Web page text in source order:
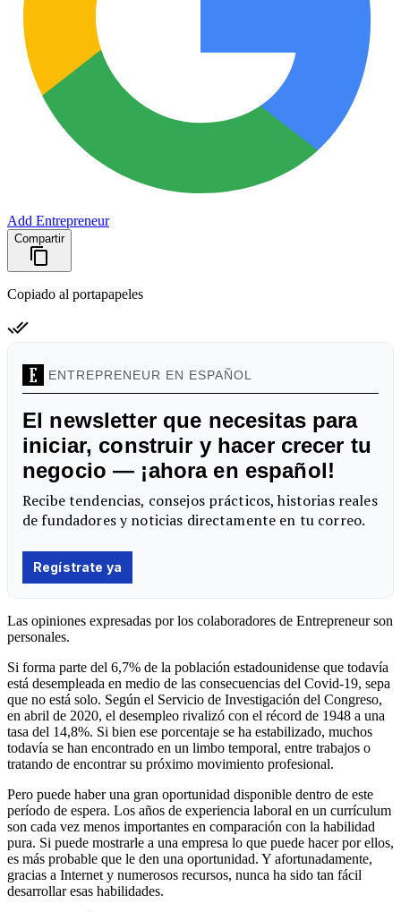
Add Entrepreneur
Compartir
Copiado al portapapeles
Las opiniones expresadas por los colaboradores de Entrepreneur son
personales.
Si forma parte del 6,7% de la población estadounidense que todavía
está desempleada en medio de las consecuencias del Covid-19, sepa
que no está solo. Según el Servicio de Investigación del Congreso,
en abril de 2020, el desempleo rivalizó con el récord de 1948 a una
tasa del 14,8%. Si bien ese porcentaje se ha estabilizado, muchos
todavía se han encontrado en un limbo temporal, entre trabajos o
tratando de encontrar su próximo movimiento profesional.
Pero puede haber una gran oportunidad disponible dentro de este
período de espera. Los años de experiencia laboral en un currículum
son cada vez menos importantes en comparación con la habilidad
pura. Si puede mostrarle a una empresa lo que puede hacer por ellos,
es más probable que le den una oportunidad. Y afortunadamente,
gracias a Internet y numerosos recursos, nunca ha sido tan fácil
desarrollar esas habilidades.